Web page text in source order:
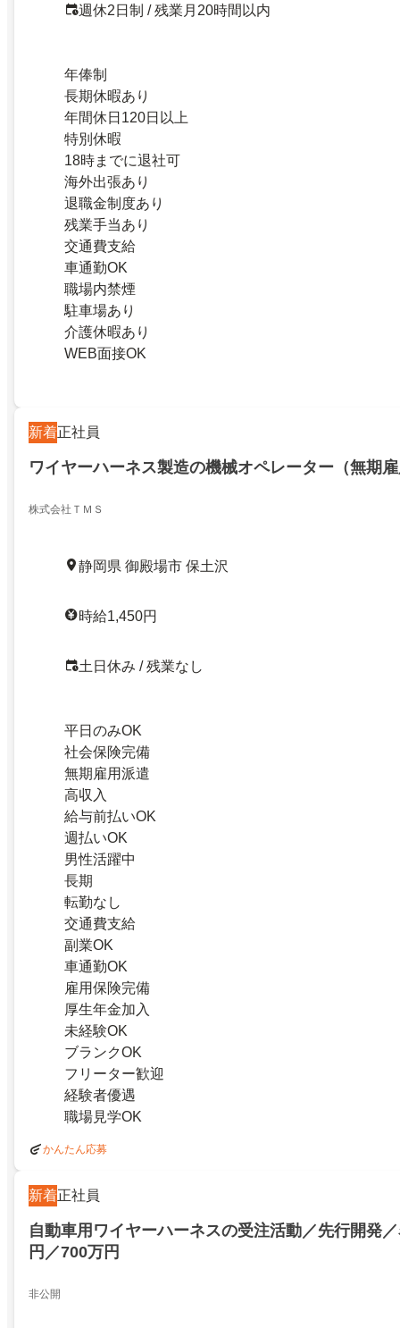
週休2日制 / 残業月20時間以内
年俸制
長期休暇あり
年間休日120日以上
特別休暇
18時までに退社可
海外出張あり
退職金制度あり
残業手当あり
交通費支給
車通勤OK
職場内禁煙
駐車場あり
介護休暇あり
WEB面接OK
新着正社員
ワイヤーハーネス製造の機械オペレーター（無期
株式会社ＴＭＳ
静岡県 御殿場市 保土沢
時給1,450円
土日休み / 残業なし
平日のみOK
社会保険完備
無期雇用派遣
高収入
給与前払いOK
週払いOK
男性活躍中
長期
転勤なし
交通費支給
副業OK
車通勤OK
雇用保険完備
厚生年金加入
未経験OK
ブランクOK
フリーター歓迎
経験者優遇
職場見学OK
かんたん応募
新着正社員
自動車用ワイヤーハーネスの受注活動／先行開発
円／700万円
非公開